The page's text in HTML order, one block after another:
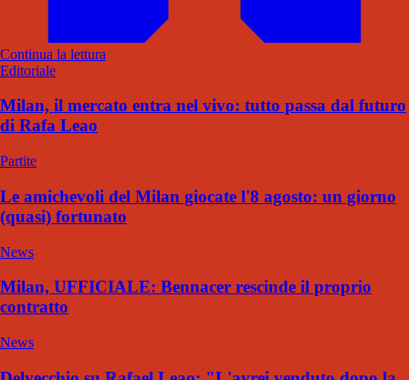
Continua la lettura
Editoriale
Milan, il mercato entra nel vivo: tutto passa dal futuro
di Rafa Leao
Partite
Le amichevoli del Milan giocate l'8 agosto: un giorno
(quasi) fortunato
News
Milan, UFFICIALE: Bennacer rescinde il proprio
contratto
News